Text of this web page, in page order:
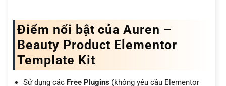
Điểm nổi bật của Auren –
Beauty Product Elementor
Template Kit
Sử dụng các Free Plugins(không yêu cầu Elementor